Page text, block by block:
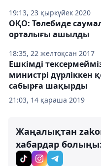
19:13, 23 қыркүйек 2020
18:35, 22 желтоқсан 2017
ОҚО: Төлебиде
орталығы ашылды
21:03, 14 қараша 2019
Ешкімді
министрі дүрліккен
сабырға шақырды
Жаңалықтан
хабардар